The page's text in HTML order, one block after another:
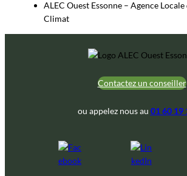
ALEC Ouest Essonne – Agence Locale
Climat
Contactez un conseiller
ou appelez nous au 01 60 19